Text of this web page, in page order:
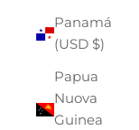
Panamá
(USD $)
Papua
Nuova
Guinea